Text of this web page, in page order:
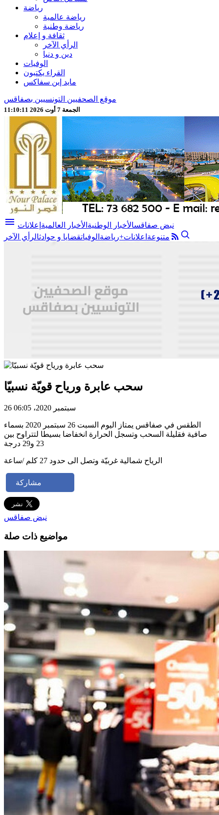
رياضة
رياضة عالمية
رياضة وطنية
ثقافة و إعلام
الرأي الآخر
دين و دنيا
الوفيات
القراء يكتبون
مايد إين سفاكس
موقع الصحفيين التونسيين بصفاقس
الجمعة 7 أوت 2026 11:10:13
menu نبض صفاقسالأخبار الوطنية الأخبار العالمية إعلانات
متنوعة اعلانات+رياضة الوفياتقضايا و حوادثالرأي الآخر
سحب عابرة ورياح قويّة نسبيّا
26 سبتمبر 2020، 06:05
الطقس في صفاقس يمتاز اليوم السبت 26 سبتمبر 2020 بسماء
صافية فقليلة السحب وتسجل الحرارة انخفاضا بسيطا لتتراوح بين
23 و29 درجة
الرياح شمالية غربيّة وتصل الى حدود 27 كلم /ساعة
مشاركة
نبض صفاقس
مواضيع ذات صلة